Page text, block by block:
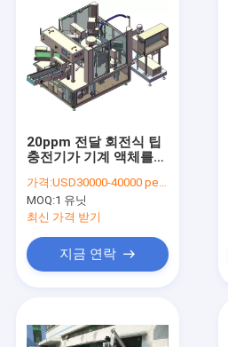
상품
20ppm 전달 회전식 팁
충전기가 기계 액체를
만들었습니다
가격:USD30000-40000 per set
MOQ:1 유닛
최신 가격 받기
지금 연락